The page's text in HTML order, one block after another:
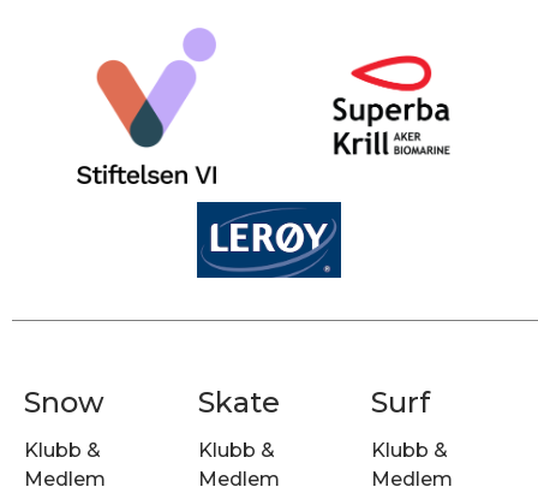
Snow
Klubb &
Medlem
Skate
Klubb &
Medlem
Surf
Klubb &
Medlem